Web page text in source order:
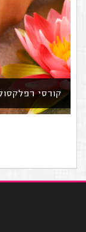
קורסי